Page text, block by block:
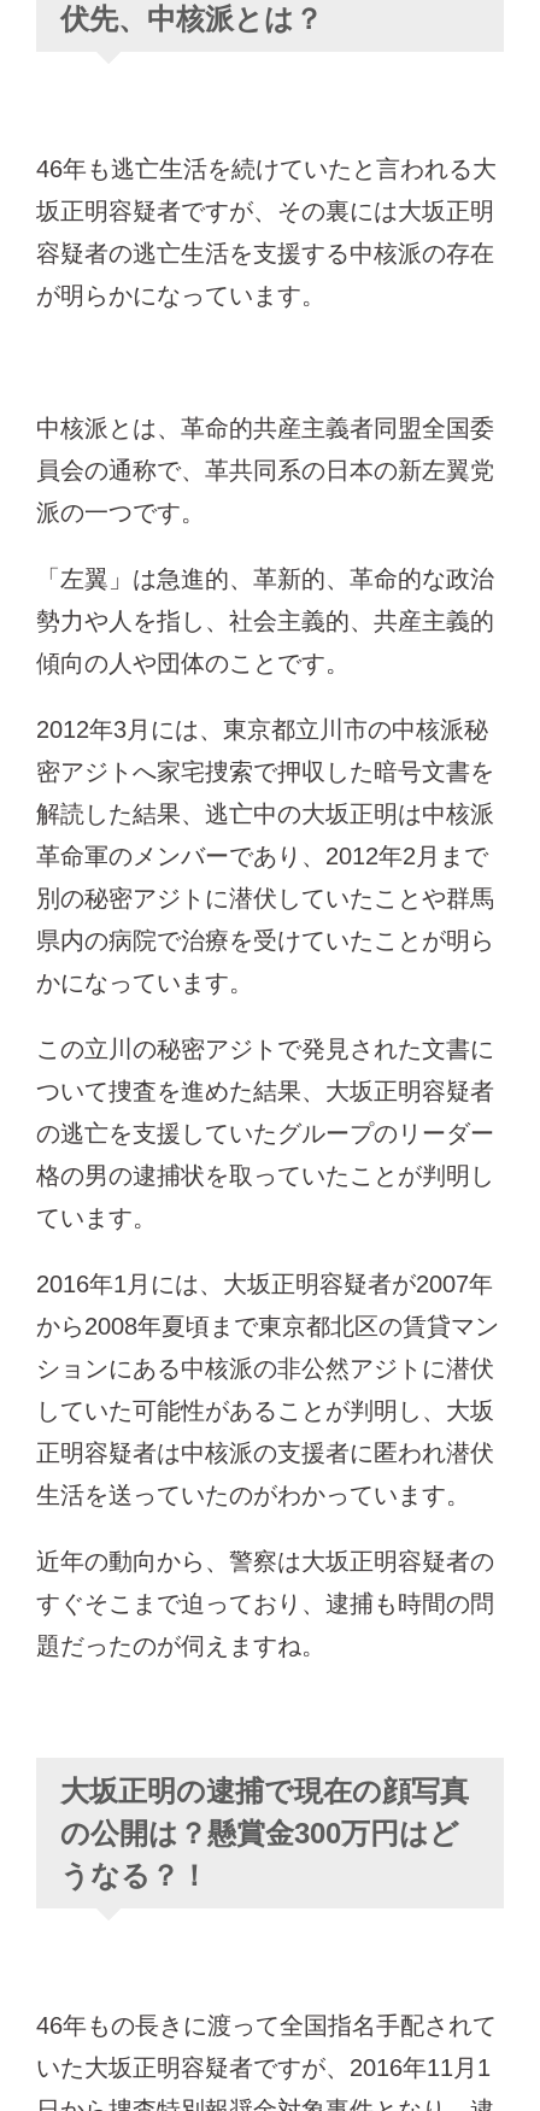
伏先、中核派とは？
46年も逃亡生活を続けていたと言われる大
坂正明容疑者ですが、その裏には大坂正明
容疑者の逃亡生活を支援する中核派の存在
が明らかになっています。
中核派とは、革命的共産主義者同盟全国委
員会の通称で、革共同系の日本の新左翼党
派の一つです。
「左翼」は急進的、革新的、革命的な政治
勢力や人を指し、社会主義的、共産主義的
傾向の人や団体のことです。
2012年3月には、東京都立川市の中核派秘
密アジトへ家宅捜索で押収した暗号文書を
解読した結果、逃亡中の大坂正明は中核派
革命軍のメンバーであり、2012年2月まで
別の秘密アジトに潜伏していたことや群馬
県内の病院で治療を受けていたことが明ら
かになっています。
この立川の秘密アジトで発見された文書に
ついて捜査を進めた結果、大坂正明容疑者
の逃亡を支援していたグループのリーダー
格の男の逮捕状を取っていたことが判明し
ています。
2016年1月には、大坂正明容疑者が2007年
から2008年夏頃まで東京都北区の賃貸マン
ションにある中核派の非公然アジトに潜伏
していた可能性があることが判明し、大坂
正明容疑者は中核派の支援者に匿われ潜伏
生活を送っていたのがわかっています。
近年の動向から、警察は大坂正明容疑者の
すぐそこまで迫っており、逮捕も時間の問
題だったのが伺えますね。
大坂正明の逮捕で現在の顔写真
の公開は？懸賞金300万円はど
うなる？！
46年もの長きに渡って全国指名手配されて
いた大坂正明容疑者ですが、2016年11月1